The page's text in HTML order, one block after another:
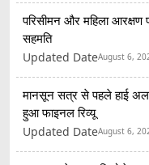
परिसीमन और महिला आरक्षण
सहमति
Updated DateAugust 6,
मानसून सत्र से पहले हाई
हुआ फाइनल रिव्यू
Updated DateAugust 6,